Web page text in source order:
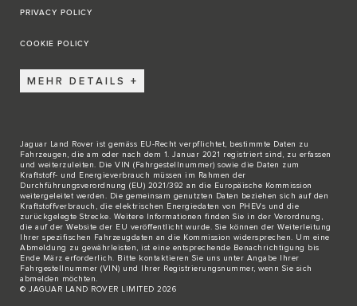
PRIVACY POLICY
COOKIE POLICY
MEHR DETAILS
Jaguar Land Rover ist gemäss EU-Recht verpflichtet, bestimmte Daten zu
Fahrzeugen, die am oder nach dem 1. Januar 2021 registriert sind, zu erfassen
und weiterzuleiten. Die VIN (Fahrgestellnummer) sowie die Daten zum
Kraftstoff- und Energieverbrauch müssen im Rahmen der
Durchführungsverordnung (EU) 2021/392 an die Europäische Kommission
weitergeleitet werden. Die gemeinsam genutzten Daten beziehen sich auf den
Kraftstoffverbrauch, die elektrischen Energiedaten von PHEVs und die
zurückgelegte Strecke. Weitere Informationen finden Sie in der Verordnung,
die auf der Website der EU veröffentlicht wurde. Sie können der Weiterleitung
Ihrer spezifischen Fahrzeugdaten an die Kommission widersprechen. Um eine
Abmeldung zu gewährleisten, ist eine entsprechende Benachrichtigung bis
Ende März erforderlich. Bitte kontaktieren Sie uns unter Angabe Ihrer
Fahrgestellnummer (VIN) und Ihrer Registrierungsnummer, wenn Sie sich
abmelden möchten.
© JAGUAR LAND ROVER LIMITED 2026